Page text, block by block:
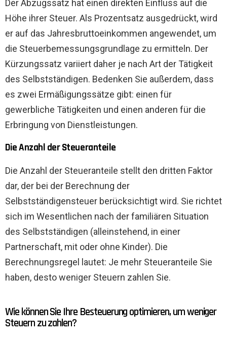
Der Abzugssatz hat einen direkten Einfluss auf die
Höhe ihrer Steuer. Als Prozentsatz ausgedrückt, wird
er auf das Jahresbruttoeinkommen angewendet, um
die Steuerbemessungsgrundlage zu ermitteln. Der
Kürzungssatz variiert daher je nach Art der Tätigkeit
des Selbstständigen. Bedenken Sie außerdem, dass
es zwei Ermäßigungssätze gibt: einen für
gewerbliche Tätigkeiten und einen anderen für die
Erbringung von Dienstleistungen.
Die Anzahl der Steueranteile
Die Anzahl der Steueranteile stellt den dritten Faktor
dar, der bei der Berechnung der
Selbstständigensteuer berücksichtigt wird. Sie richtet
sich im Wesentlichen nach der familiären Situation
des Selbstständigen (alleinstehend, in einer
Partnerschaft, mit oder ohne Kinder). Die
Berechnungsregel lautet: Je mehr Steueranteile Sie
haben, desto weniger Steuern zahlen Sie.
Wie können Sie Ihre Besteuerung optimieren, um weniger
Steuern zu zahlen?